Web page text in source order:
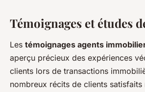
Témoignages et études
Les témoignages agents
aperçu précieux des expériences
clients lors de transactions
nombreux récits de clients satisfaits